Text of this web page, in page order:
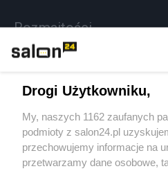
Rozmaitości
Sport
Społeczeństwo
Drogi Użytkowniku,
My, naszych 1162 zaufanych
podmioty z salon24.pl
przechowujemy informacje na
przetwarzamy dane osobowe,